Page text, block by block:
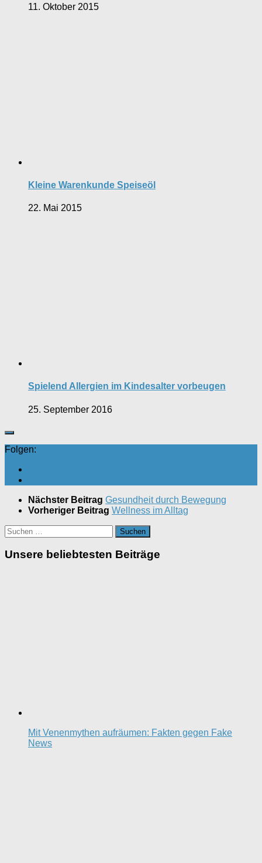
11. Oktober 2015
Kleine Warenkunde Speiseöl
22. Mai 2015
Spielend Allergien im Kindesalter vorbeugen
25. September 2016
Folgen:
Nächster Beitrag Gesundheit durch Bewegung
Vorheriger Beitrag Wellness im Alltag
Suchen
nach:
Unsere beliebtesten Beiträge
Mit Venenmythen aufräumen: Fakten gegen Fake
News